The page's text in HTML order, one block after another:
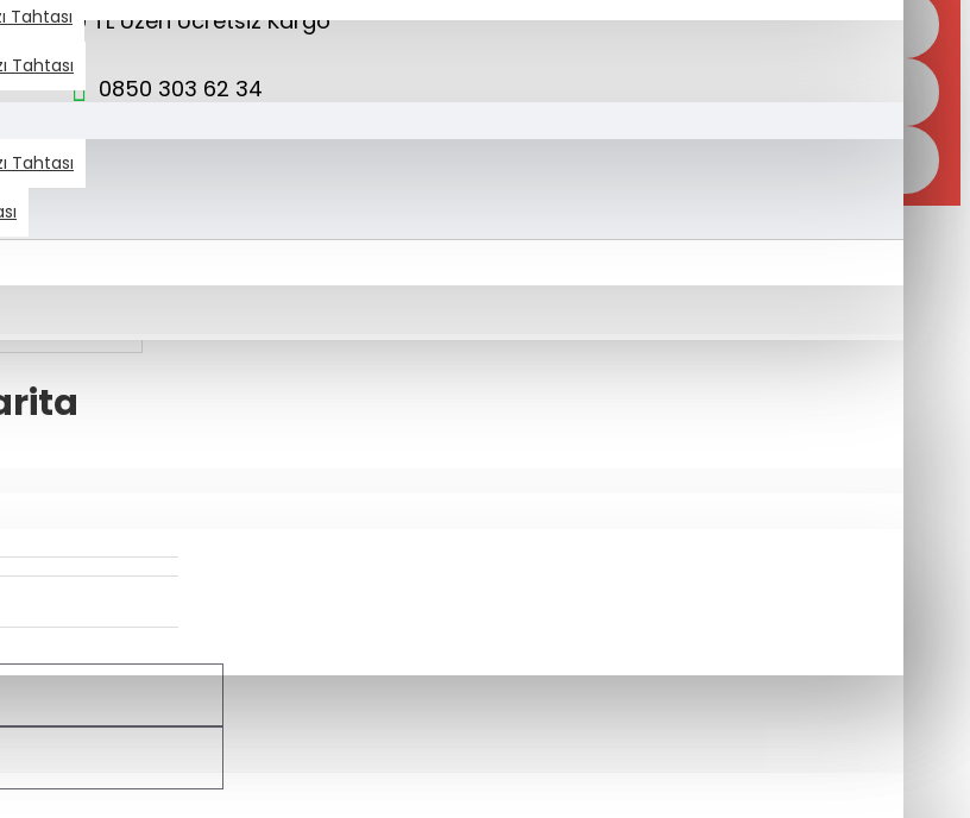
Tahtası
Tahtası
Tahtası
3.000 TL Üzeri Ücretsiz Kargo
0850 303 62 34